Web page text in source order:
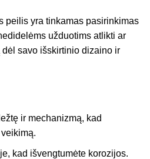
peilis yra tinkamas pasirinkimas
užduotims atlikti ar
savo išskirtinio dizaino ir
ir mechanizmą, kad
kad išvengtumėte korozijos.